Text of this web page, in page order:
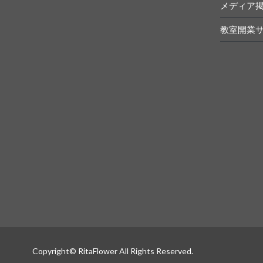
メディア
教室開業
Copyright© RitaFlower All Rights Reserved.